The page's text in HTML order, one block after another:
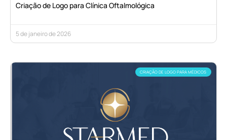
Criação de Logo para Clínica Oftalmológica
5 de janeiro de 2026
CRIAÇÃO DE LOGO PARA MÉDICOS